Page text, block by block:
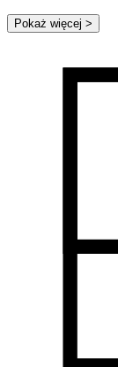
Pokaż więcej >